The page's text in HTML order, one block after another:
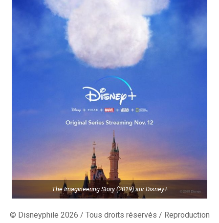
The Imagineering Story (2019) sur Disney+
© Disneyphile 2026 / Tous droits réservés / Reproduction